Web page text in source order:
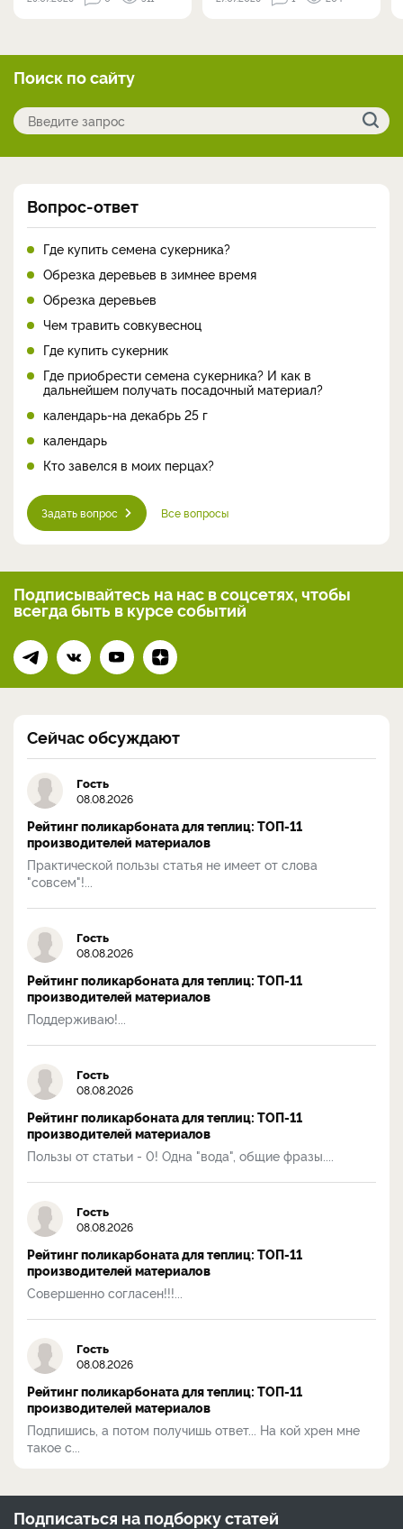
Поиск по сайту
Вопрос-ответ
Где купить семена сукерника?
Обрезка деревьев в зимнее время
Обрезка деревьев
Чем травить совкувесноц
Где купить сукерник
Где приобрести семена сукерника? И как в
дальнейшем получать посадочный материал?
календарь-на декабрь 25 г
календарь
Кто завелся в моих перцах?
Задать вопрос Все вопросы
Подписывайтесь на нас в соцсетях, чтобы
всегдабыть в курсе событий
Сейчас обсуждают
Гость
08.08.2026
Рейтинг поликарбоната для теплиц: ТОП-11
производителей материалов
Практической пользы статья не имеет от слова
"совсем"!...
Гость
08.08.2026
Рейтинг поликарбоната для теплиц: ТОП-11
производителей материалов
Поддерживаю!...
Гость
08.08.2026
Рейтинг поликарбоната для теплиц: ТОП-11
производителей материалов
Пользы от статьи - 0! Одна "вода", общие фразы....
Гость
08.08.2026
Рейтинг поликарбоната для теплиц: ТОП-11
производителей материалов
Совершенно согласен!!!...
Гость
08.08.2026
Рейтинг поликарбоната для теплиц: ТОП-11
производителей материалов
Подпишись, а потом получишь ответ... На кой хрен мне
такое с...
Подписаться на подборку статей